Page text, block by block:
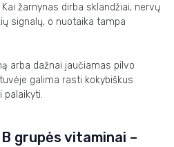
žarnynas dirba sklandžiai, nervų
signalų, o nuotaika tampa
arba dažnai jaučiamas pilvo
galima rasti kokybiškus
palaikyti.
grupės vitaminai –